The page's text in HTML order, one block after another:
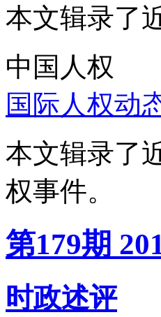
本文辑录了
中国人权
国际人权动
本文辑录了
权事件。
第179期
时政述评